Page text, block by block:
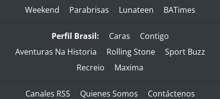
Weekend
Parabrisas Lunateen BATimes
Perfil Brasil: Caras
Contigo
Aventuras Na Historia
Rolling Stone
Sport Buzz
Recreio
Maxima
Canales RSS Quienes Somos Contáctenos